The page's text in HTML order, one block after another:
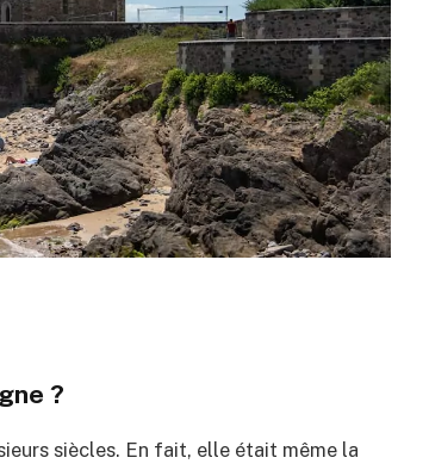
?
siècles. En fait, elle était même la